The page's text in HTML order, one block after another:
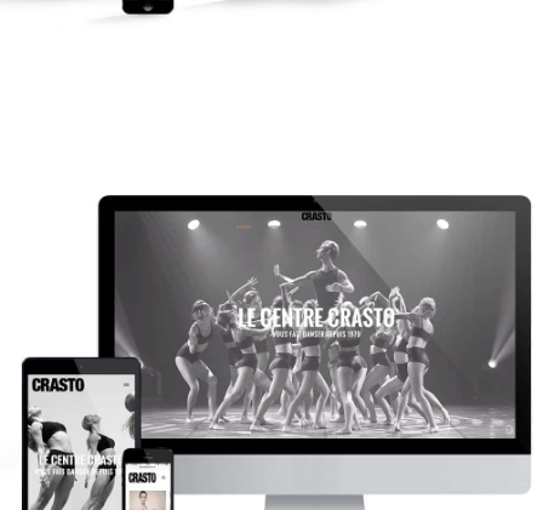
Ecole de danse CRASTO
Newsletter Site internet